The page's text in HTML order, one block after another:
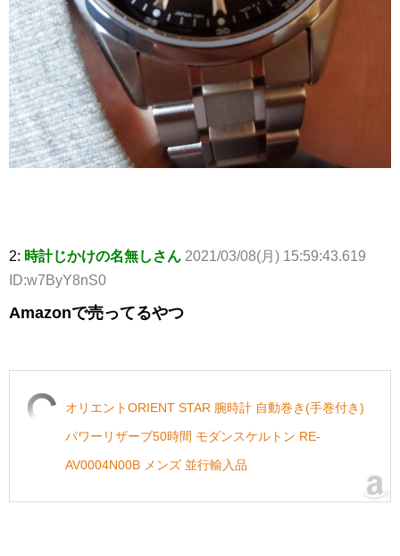
2: 時計じかけの名無しさん 2021/03/08(月) 15:59:43.619
ID:w7ByY8nS0
Amazonで売ってるやつ
オリエントORIENT STAR 腕時計 自動巻き(手巻付き)
パワーリザーブ50時間 モダンスケルトン RE-
AV0004N00B メンズ 並行輸入品